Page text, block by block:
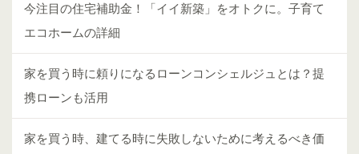
今注目の住宅補助金！「イイ新築」をオトクに。子育て
エコホームの詳細
家を買う時に頼りになるローンコンシェルジュとは？提
携ローンも活用
家を買う時、建てる時に失敗しないために考えるべき価